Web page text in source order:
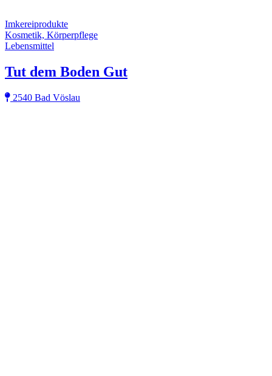
Imkereiprodukte
Kosmetik, Körperpflege
Lebensmittel
Tut dem Boden Gut
2540 Bad Vöslau